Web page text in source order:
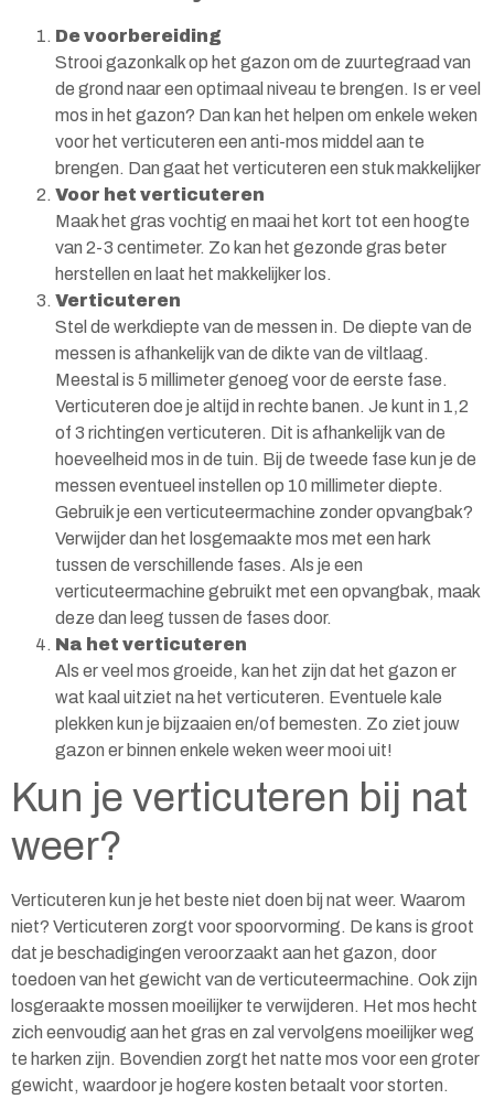
De voorbereiding
Strooi gazonkalk op het gazon om de zuurtegraad van
de grond naar een optimaal niveau te brengen. Is er veel
mos in het gazon? Dan kan het helpen om enkele weken
voor het verticuteren een anti-mos middel aan te
brengen. Dan gaat het verticuteren een stuk makkelijker
Voor het verticuteren
Maak het gras vochtig en maai het kort tot een hoogte
van 2-3 centimeter. Zo kan het gezonde gras beter
herstellen en laat het makkelijker los.
Verticuteren
Stel de werkdiepte van de messen in. De diepte van de
messen is afhankelijk van de dikte van de viltlaag.
Meestal is 5 millimeter genoeg voor de eerste fase.
Verticuteren doe je altijd in rechte banen. Je kunt in 1,2
of 3 richtingen verticuteren. Dit is afhankelijk van de
hoeveelheid mos in de tuin. Bij de tweede fase kun je de
messen eventueel instellen op 10 millimeter diepte.
Gebruik je een verticuteermachine zonder opvangbak?
Verwijder dan het losgemaakte mos met een hark
tussen de verschillende fases. Als je een
verticuteermachine gebruikt met een opvangbak, maak
deze dan leeg tussen de fases door.
Na het verticuteren
Als er veel mos groeide, kan het zijn dat het gazon er
wat kaal uitziet na het verticuteren. Eventuele kale
plekken kun je bijzaaien en/of bemesten. Zo ziet jouw
gazon er binnen enkele weken weer mooi uit!
Kun je verticuteren bij nat
weer?
Verticuteren kun je het beste niet doen bij nat weer. Waarom
niet? Verticuteren zorgt voor spoorvorming. De kans is groot
dat je beschadigingen veroorzaakt aan het gazon, door
toedoen van het gewicht van de verticuteermachine. Ook zijn
losgeraakte mossen moeilijker te verwijderen. Het mos hecht
zich eenvoudig aan het gras en zal vervolgens moeilijker weg
te harken zijn. Bovendien zorgt het natte mos voor een groter
gewicht, waardoor je hogere kosten betaalt voor storten.